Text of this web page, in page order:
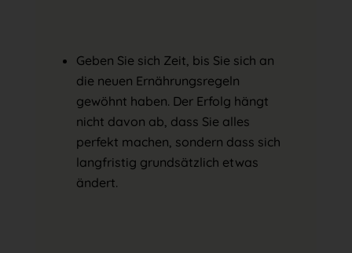
Geben Sie sich Zeit, bis Sie sich an
die neuen Ernährungsregeln
gewöhnt haben. Der Erfolg hängt
nicht davon ab, dass Sie alles
perfekt machen, sondern dass sich
langfristig grundsätzlich etwas
ändert.